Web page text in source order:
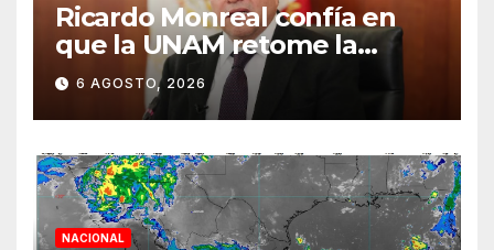
Ricardo Monreal confía en
que la UNAM retome la
normalidad e inicie el
semestre mediante el
diálogo
6 AGOSTO, 2026
NACIONAL